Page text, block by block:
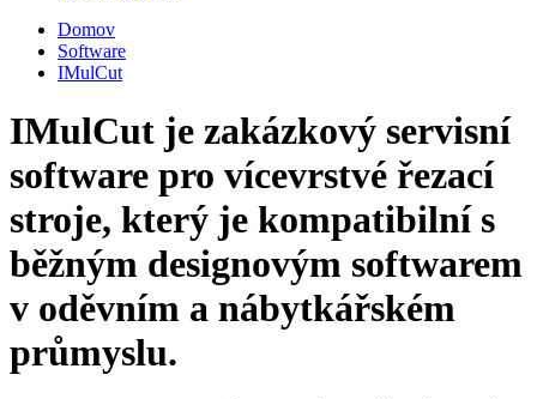
Domov
Software
IMulCut
IMulCut je zakázkový servisní
software pro vícevrstvé řezací
stroje, který je kompatibilní s
běžným designovým softwarem
v oděvním a nábytkářském
průmyslu.